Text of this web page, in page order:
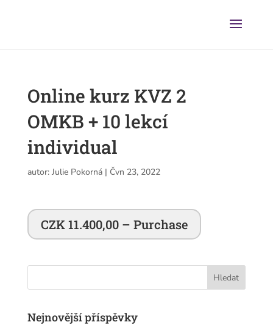
Online kurz KVZ 2
OMKB + 10 lekcí
individual
autor: Julie Pokorná| Čvn 23, 2022
CZK 11.400,00 – Purchase
Nejnovější příspěvky